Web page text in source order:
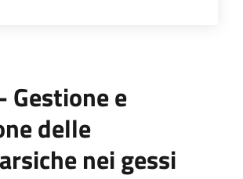
Gestione e
delle
nei gessi